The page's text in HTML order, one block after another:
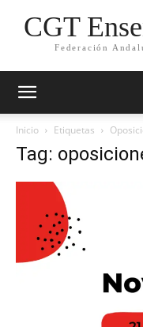
CGT
Federación
Inicio Etiquetas
Tag: